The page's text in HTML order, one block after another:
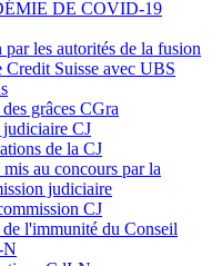
DE COVID-19
par les autorités de la fusion
Credit Suisse avec UBS
grâces CGra
CJ
de la CJ
mis au concours par la
judiciaire
CJ
l'immunité du Conseil
N